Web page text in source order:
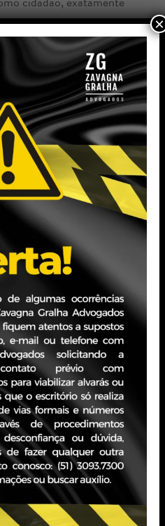
e depois partir para a
de pessoas lutando
um exército do bem,
hoje, em que grupos se
para construir. Será
de lado e agir como
Enfim, será
as ações gerarão muito
Podemos fazer algo a
faremos também por
Zavagna Gralha
nas áreas de
M&A e Direito
oito anos de atuação
advocacia, foi Head do
Jurídico na Lojas Renner,
exerceu cargos de
de Administração
Remuneração.
×